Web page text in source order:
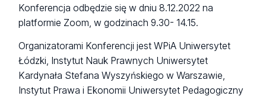
Konferencja odbędzie się w dniu 8.12.2022 na
platformie Zoom, w godzinach 9.30- 14.15.
Organizatorami Konferencji jest WPiA Uniwersytet
Łódzki, Instytut Nauk Prawnych Uniwersytet
Kardynała Stefana Wyszyńskiego w Warszawie,
Instytut Prawa i Ekonomii Uniwersytet Pedagogiczny